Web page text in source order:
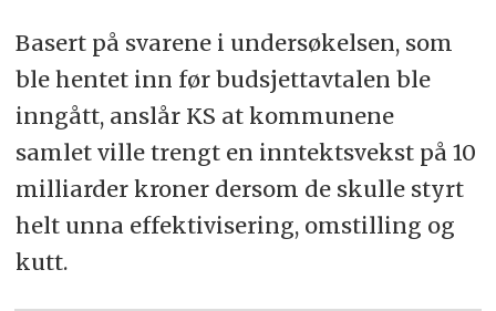
Basert på svarene i undersøkelsen, som
ble hentet inn før budsjettavtalen ble
inngått, anslår KS at kommunene
samlet ville trengt en inntektsvekst på 10
milliarder kroner dersom de skulle styrt
helt unna effektivisering, omstilling og
kutt.